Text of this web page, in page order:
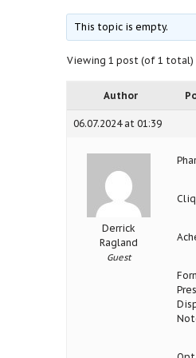
This topic is empty.
Viewing 1 post (of 1 total)
Author
06.07.2024 at 01:39
Derrick
Ragland
Guest